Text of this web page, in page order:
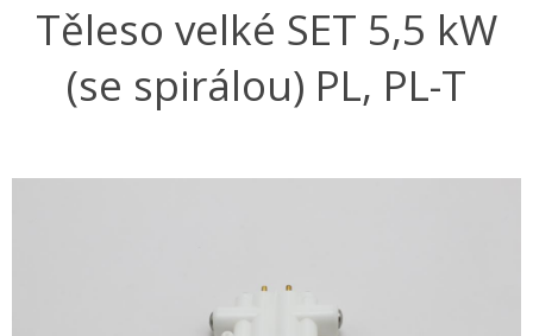
Těleso velké SET 5,5 kW
(se spirálou) PL, PL-T